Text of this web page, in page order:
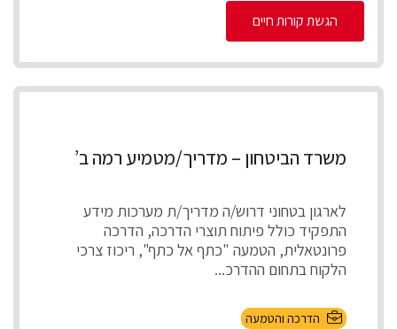
הגשת קורות חיים
משרד הביטחון – מדריך/מטמיע רמה ב’
לארגון בטחוני דרוש/ה מדריך/ת מערכות מידע
התפקיד כולל פיתוח תוצרי הדרכה, הדרכה
פרונטאלית, הטמעה "כתף אל כתף", ריכוז צרכי
הלקוח בתחום ההדרכ...
הדרכה והטמעה